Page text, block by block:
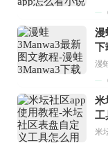
漫
下
米
工